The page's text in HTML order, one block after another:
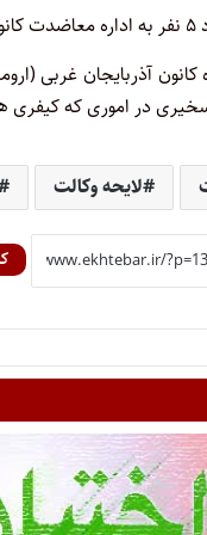
آذربایجان غربی
در اموری که
لایحه وکالت